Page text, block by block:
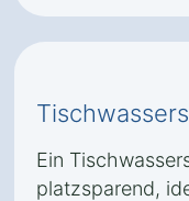
Ein
platzsparend,